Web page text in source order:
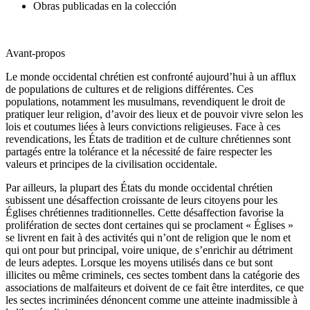
Obras publicadas en la colección
Avant-propos
Le monde occidental chrétien est confronté aujourd’hui à un afflux
de populations de cultures et de religions différentes. Ces
populations, notamment les musulmans, revendiquent le droit de
pratiquer leur religion, d’avoir des lieux et de pouvoir vivre selon les
lois et coutumes liées à leurs convictions religieuses. Face à ces
revendications, les États de tradition et de culture chrétiennes sont
partagés entre la tolérance et la nécessité de faire respecter les
valeurs et principes de la civilisation occidentale.
Par ailleurs, la plupart des États du monde occidental chrétien
subissent une désaffection croissante de leurs citoyens pour les
Églises chrétiennes traditionnelles. Cette désaffection favorise la
prolifération de sectes dont certaines qui se proclament « Églises »
se livrent en fait à des activités qui n’ont de religion que le nom et
qui ont pour but principal, voire unique, de s’enrichir au détriment
de leurs adeptes. Lorsque les moyens utilisés dans ce but sont
illicites ou même criminels, ces sectes tombent dans la catégorie des
associations de malfaiteurs et doivent de ce fait être interdites, ce que
les sectes incriminées dénoncent comme une atteinte inadmissible à